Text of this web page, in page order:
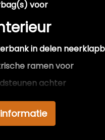
voor
in delen
ramen voor
achter
bekleding